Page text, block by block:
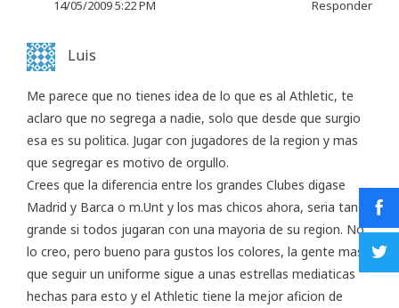
14/05/2009 5:22 PM Responder
Luis
Me parece que no tienes idea de lo que es al Athletic, te
aclaro que no segrega a nadie, solo que desde que surgio
esa es su politica. Jugar con jugadores de la region y mas
que segregar es motivo de orgullo.
Crees que la diferencia entre los grandes Clubes digase
Madrid y Barca o m.Unt y los mas chicos ahora, seria tan
grande si todos jugaran con una mayoria de su region. No
lo creo, pero bueno para gustos los colores, la gente mas
que seguir un uniforme sigue a unas estrellas mediaticas
hechas para esto y el Athletic tiene la mejor aficion de